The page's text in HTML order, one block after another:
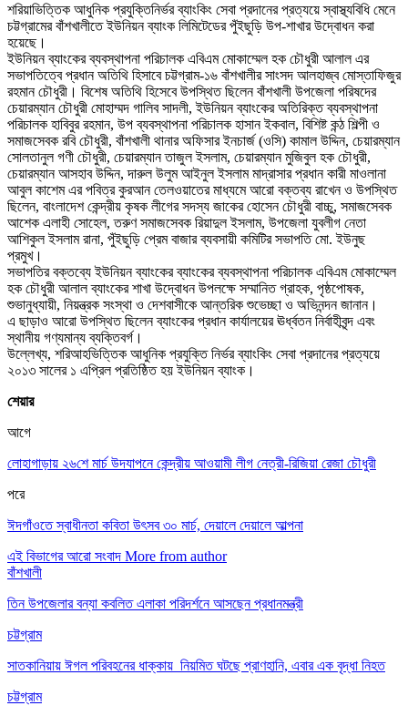
শরিয়াভিত্তিক আধুনিক প্রযুক্তিনির্ভর ব্যাংকিং সেবা প্রদানের প্রত্যয়ে স্বাস্থ্যবিধি মেনে
চট্টগ্রামের বাঁশখালীতে ইউনিয়ন ব্যাংক লিমিটেডের পুঁইছুড়ি উপ-শাখার উদ্বোধন করা
হয়েছে।
ইউনিয়ন ব্যাংকের ব্যবস্থাপনা পরিচালক এবিএম মোকাম্মেল হক চৌধুরী আলাল এর
সভাপতিত্বে প্রধান অতিথি হিসাবে চট্টগ্রাম-১৬ বাঁশখালীর সাংসদ আলহাজ্ব মোস্তাফিজুর
রহমান চৌধুরী। বিশেষ অতিথি হিসেবে উপস্থিত ছিলেন বাঁশখালী উপজেলা পরিষদের
চেয়ারম্যান চৌধুরী মোহাম্মদ গালিব সাদলী, ইউনিয়ন ব্যাংকের অতিরিক্ত ব্যবস্থাপনা
পরিচালক হাবিবুর রহমান, উপ ব্যবস্থাপনা পরিচালক হাসান ইকবাল, বিশিষ্ট কন্ঠ শিল্পী ও
সমাজসেবক রবি চৌধুরী, বাঁশখালী থানার অফিসার ইনচার্জ (ওসি) কামাল উদ্দিন, চেয়ারম্যান
সোলতানুল গণী চৌধুরী, চেয়ারম্যান তাজুল ইসলাম, চেয়ারম্যান মুজিবুল হক চৌধুরী,
চেয়ারম্যান আসহাব উদ্দিন, দারুল উলুম আইনুল ইসলাম মাদ্রাসার প্রধান কারী মাওলানা
আবুল কাশেম এর পবিত্র কুরআন তেলওয়াতের মাধ্যমে আরো বক্তব্য রাখেন ও উপস্থিত
ছিলেন, বাংলাদেশ কেন্দ্রীয় কৃষক লীগের সদস্য জাকের হোসেন চৌধুরী বাচ্চু, সমাজসেবক
আশেক এলাহী সোহেল, তরুণ সমাজসেবক রিয়াদুল ইসলাম, উপজেলা যুবলীগ নেতা
আশিকুল ইসলাম রানা, পুঁইছুড়ি প্রেম বাজার ব্যবসায়ী কমিটির সভাপতি মো. ইউনুছ
প্রমুখ।
সভাপতির বক্তব্যে ইউনিয়ন ব্যাংকের ব্যাংকের ব্যবস্থাপনা পরিচালক এবিএম মোকাম্মেল
হক চৌধুরী আলাল ব্যাংকের শাখা উদ্বোধন উপলক্ষে সম্মানিত গ্রাহক, পৃষ্ঠপোষক,
শুভানুধ্যায়ী, নিয়ন্ত্রক সংস্থা ও দেশবাসীকে আন্তরিক শুভেচ্ছা ও অভিনন্দন জানান।
এ ছাড়াও আরো উপস্থিত ছিলেন ব্যাংকের প্রধান কার্যালয়ের ঊর্ধ্বতন নির্বাহীবৃন্দ এবং
স্থানীয় গণ্যমান্য ব্যক্তিবর্গ।
উল্লেখ্য, শরিআহভিত্তিক আধুনিক প্রযুক্তি নির্ভর ব্যাংকিং সেবা প্রদানের প্রত্যয়ে
২০১৩ সালের ১ এপ্রিল প্রতিষ্ঠিত হয় ইউনিয়ন ব্যাংক।
শেয়ার
আগে
লোহাগাড়ায় ২৬শে মার্চ উদযাপনে কেন্দ্রীয় আওয়ামী লীগ নেত্রী-রিজিয়া রেজা চৌধুরী
পরে
ঈদগাঁওতে স্বাধীনতা কবিতা উৎসব ৩০ মার্চ, দেয়ালে দেয়ালে আল্পনা
এই বিভাগের আরো সংবাদ More from author
বাঁশখালী
তিন উপজেলার বন্যা কবলিত এলাকা পরিদর্শনে আসছেন প্রধানমন্ত্রী
চট্টগ্রাম
সাতকানিয়ায় ঈগল পরিবহনের ধাক্কায় নিয়মিত ঘটছে প্রাণহানি, এবার এক বৃদ্ধা নিহত
চট্টগ্রাম